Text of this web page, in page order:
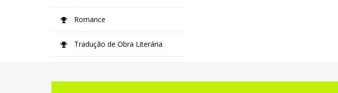
Romance
Tradução de Obra Literária